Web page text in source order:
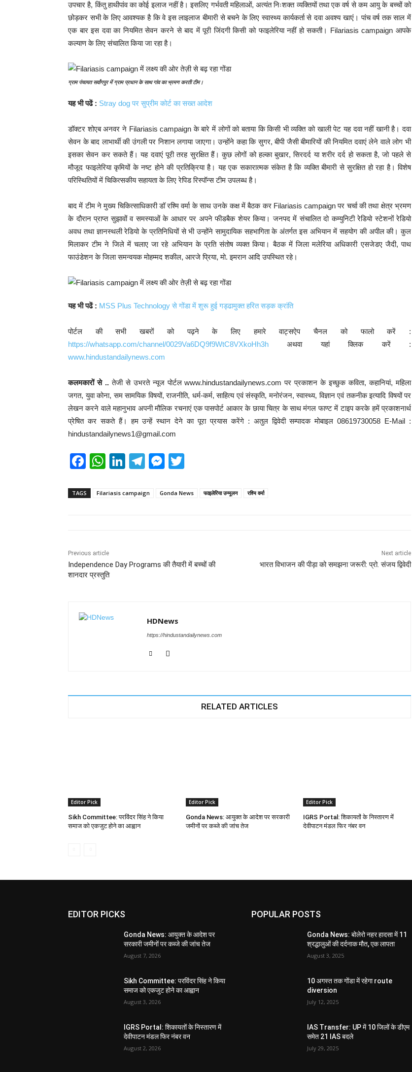
उपचार है, किंतु हाथीपांव का कोई इलाज नहीं है। इसलिए गर्भवती महिलाओं, अत्यंत निःशक्त व्यक्तियों तथा एक वर्ष से कम आयु के बच्चों को
छोड़कर सभी के लिए आवश्यक है कि वे इस लाइलाज बीमारी से बचने के लिए स्वास्थ्य कार्यकर्ता से दवा अवश्य खाएं। पांच वर्ष तक साल में
एक बार इस दवा का नियमित सेवन करने से बाद में पूरी जिंदगी किसी को फाइलेरिया नहीं हो सकती। Filariasis campaign आपके
कल्याण के लिए संचालित किया जा रहा है।
ग्राम पंचायत सर्वांगपुर में ग्राम प्रधान के साथ गांव का भ्रमण करती टीम।
यह भी पढें : Stray dog पर सुप्रीम कोर्ट का सख्त आदेश
डॉक्टर शोएब अनवर ने Filariasis campaign के बारे में लोगों को बताया कि किसी भी व्यक्ति को खाली पेट यह दवा नहीं खानी है। दवा
सेवन के बाद लाभार्थी की उंगली पर निशान लगाया जाएगा। उन्होंने कहा कि सुगर, बीपी जैसी बीमारियों की नियमित दवाएं लेने वाले लोग भी
इसका सेवन कर सकते हैं। यह दवाएं पूरी तरह सुरक्षित हैं। कुछ लोगों को हल्का बुखार, सिरदर्द या शरीर दर्द हो सकता है, जो पहले से
मौजूद फाइलेरिया कृमियों के नष्ट होने की प्रतिक्रिया है। यह एक सकारात्मक संकेत है कि व्यक्ति बीमारी से सुरक्षित हो रहा है। विशेष
परिस्थितियों में चिकित्सकीय सहायता के लिए रेपिड रिस्पॉन्स टीम उपलब्ध है।
बाद में टीम ने मुख्य चिकित्साधिकारी डॉ रश्मि वर्मा के साथ उनके कक्ष में बैठक कर Filariasis campaign पर चर्चा की तथा क्षेत्र भ्रमण
के दौरान प्राप्त सुझावों व समस्याओं के आधार पर अपने फीडबैक शेयर किया। जनपद में संचालित दो कम्युनिटी रेडियो स्टेशनों रेडियो
अवध तथा ज्ञानस्थली रेडियो के प्रतिनिधियों से भी उन्होंने सामुदायिक सहभागिता के अंतर्गत इस अभियान में सहयोग की अपील की। कुल
मिलाकर टीम ने जिले में चलाए जा रहे अभियान के प्रति संतोष व्यक्त किया। बैठक में जिला मलेरिया अधिकारी एसजेडए जैदी, पाथ
फाउंडेशन के जिला समन्वयक मोहम्मद शकील, आरजे प्रिया, मो. इमरान आदि उपस्थित रहे।
यह भी पढें : MSS Plus Technology से गोंडा में शुरू हुई गड्ढामुक्त हरित सड़क क्रांति
पोर्टल की सभी खबरों को पढ़ने के लिए हमारे वाट्सऐप चैनल को फालो करें :
https://whatsapp.com/channel/0029Va6DQ9f9WtC8VXkoHh3h अथवा यहां क्लिक करें :
www.hindustandailynews.com
कलमकारों से ..तेजी से उभरते न्यूज पोर्टल www.hindustandailynews.com पर प्रकाशन के इच्छुक कविता, कहानियां, महिला
जगत, युवा कोना, सम सामयिक विषयों, राजनीति, धर्म-कर्म, साहित्य एवं संस्कृति, मनोरंजन, स्वास्थ्य, विज्ञान एवं तकनीक इत्यादि विषयों पर
लेखन करने वाले महानुभाव अपनी मौलिक रचनाएं एक पासपोर्ट आकार के छाया चित्र के साथ मंगल फाण्ट में टाइप करके हमें प्रकाशनार्थ
प्रेषित कर सकते हैं। हम उन्हें स्थान देने का पूरा प्रयास करेंगे : अतुल द्विवेदी सम्पादक मोबाइल 08619730058 E-Mail :
hindustandailynews1@gmail.com
F
c
o
k
W
at
p
Li
k
T
e
M
ss
er
tt
TAGS Filariasis campaign Gonda News फाइलेरिया उन्मूलन रश्मि वर्मा
Previous article
Independence Day Programs की तैयारी में बच्चों की
शानदार प्रस्तुति
Next article
भारत विभाजन की पीड़ा को समझना जरूरी: प्रो. संजय द्विवेदी
HDNews
https://hindustandailynews.com
RELATED ARTICLES
Editor Pick
Sikh Committee: परविंदर सिंह ने किया
समाज को एकजुट होने का आह्वान
Editor Pick
Gonda News: आयुक्त के आदेश पर सरकारी
जमीनों पर कब्जे की जांच तेज
Editor Pick
IGRS Portal: शिकायतों के निस्तारण में
देवीपाटन मंडल फिर नंबर वन
EDITOR PICKS
Gonda News: आयुक्त के आदेश पर
सरकारी जमीनों पर कब्जे की जांच तेज
August 7, 2026
Sikh Committee: परविंदर सिंह ने किया
समाज को एकजुट होने का आह्वान
August 3, 2026
IGRS Portal: शिकायतों के निस्तारण में
देवीपाटन मंडल फिर नंबर वन
August 2, 2026
POPULAR POSTS
Gonda News: बोलेरो नहर हादसा में 11
श्रद्धालुओं की दर्दनाक मौत, एक लापता
August 3, 2025
10 अगस्त तक गोंडा में रहेगा route
diversion
July 12, 2025
IAS Transfer: UP में 10 जिलों के डीएम
समेत 21 IAS बदले
July 29, 2025